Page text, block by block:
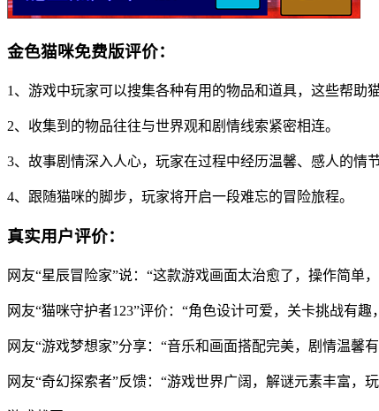
金色猫咪免费版评价：
1、游戏中玩家可以搜集各种有用的物品和道具，这些帮助
2、收集到的物品往往与世界观和剧情线索紧密相连。
3、故事剧情深入人心，玩家在过程中经历温馨、感人的情节
4、跟随猫咪的脚步，玩家将开启一段难忘的冒险旅程。
真实用户评价：
网友“星辰冒险家”说：“这款游戏画面太治愈了，操作简单
网友“猫咪守护者123”评价：“角色设计可爱，关卡挑战有
网友“游戏梦想家”分享：“音乐和画面搭配完美，剧情温
网友“奇幻探索者”反馈：“游戏世界广阔，解谜元素丰富，